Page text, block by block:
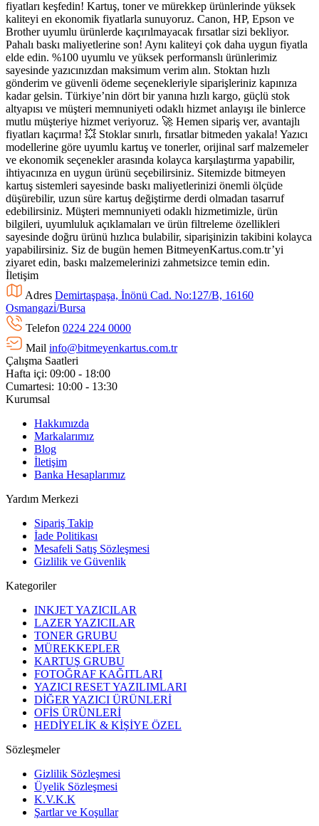
fiyatları keşfedin! Kartuş, toner ve mürekkep ürünlerinde yüksek
kaliteyi en ekonomik fiyatlarla sunuyoruz. Canon, HP, Epson ve
Brother uyumlu ürünlerde kaçırılmayacak fırsatlar sizi bekliyor.
Pahalı baskı maliyetlerine son! Aynı kaliteyi çok daha uygun fiyatla
elde edin. %100 uyumlu ve yüksek performanslı ürünlerimiz
sayesinde yazıcınızdan maksimum verim alın. Stoktan hızlı
gönderim ve güvenli ödeme seçenekleriyle siparişleriniz kapınıza
kadar gelsin. Türkiye’nin dört bir yanına hızlı kargo, güçlü stok
altyapısı ve müşteri memnuniyeti odaklı hizmet anlayışı ile binlerce
mutlu müşteriye hizmet veriyoruz. 🚀 Hemen sipariş ver, avantajlı
fiyatları kaçırma! 💥 Stoklar sınırlı, fırsatlar bitmeden yakala! Yazıcı
modellerine göre uyumlu kartuş ve tonerler, orijinal sarf malzemeler
ve ekonomik seçenekler arasında kolayca karşılaştırma yapabilir,
ihtiyacınıza en uygun ürünü seçebilirsiniz. Sitemizde bitmeyen
kartuş sistemleri sayesinde baskı maliyetlerinizi önemli ölçüde
düşürebilir, uzun süre kartuş değiştirme derdi olmadan tasarruf
edebilirsiniz. Müşteri memnuniyeti odaklı hizmetimizle, ürün
bilgileri, uyumluluk açıklamaları ve ürün filtreleme özellikleri
sayesinde doğru ürünü hızlıca bulabilir, siparişinizin takibini kolayca
yapabilirsiniz. Siz de bugün hemen BitmeyenKartus.com.tr’yi
ziyaret edin, baskı malzemelerinizi zahmetsizce temin edin.
İletişim
Adres Demirtaşpaşa, İnönü Cad. No:127/B, 16160
Osmangazi̇/Bursa
Telefon 0224 224 0000
Mail info@bitmeyenkartus.com.tr
Çalışma Saatleri
Hafta içi: 09:00 - 18:00
Cumartesi: 10:00 - 13:30
Kurumsal
Hakkımızda
Markalarımız
Blog
İletişim
Banka Hesaplarımız
Yardım Merkezi
Sipariş Takip
İade Politikası
Mesafeli Satış Sözleşmesi
Gizlilik ve Güvenlik
Kategoriler
INKJET YAZICILAR
LAZER YAZICILAR
TONER GRUBU
MÜREKKEPLER
KARTUŞ GRUBU
FOTOĞRAF KAĞITLARI
YAZICI RESET YAZILIMLARI
DİĞER YAZICI ÜRÜNLERİ
OFİS ÜRÜNLERİ
HEDİYELİK & KİŞİYE ÖZEL
Sözleşmeler
Gizlilik Sözleşmesi
Üyelik Sözleşmesi
K.V.K.K
Şartlar ve Koşullar